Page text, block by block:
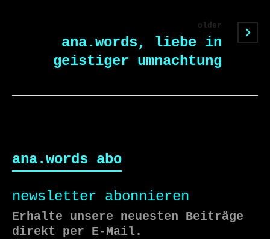
older
ana.words, liebe in
geistiger umnachtung
ana.words abo
newsletter abonnieren
Erhalte unsere neuesten Beiträge
direkt per E-Mail.